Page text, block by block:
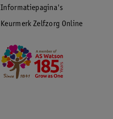
Informatiepagina's
Keurmerk Zelfzorg Online